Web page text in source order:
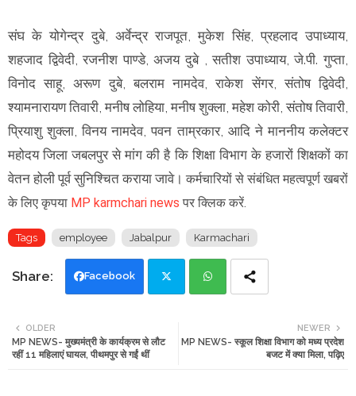
संघ के योगेन्द्र दुबे, अर्वेन्द्र राजपूत, मुकेश सिंह, प्रहलाद उपाध्याय,
शहजाद द्विवेदी, रजनीश पाण्डे, अजय दुबे , सतीश उपाध्याय, जे.पी. गुप्ता,
विनोद साहू, अरूण दुबे, बलराम नामदेव, राकेश सेंगर, संतोष द्विवेदी,
श्यामनारायण तिवारी, मनीष लोहिया, मनीष शुक्ला, महेश कोरी, संतोष तिवारी,
प्रियाशु शुक्ला, विनय नामदेव, पवन ताम्रकार, आदि ने माननीय कलेक्टर
महोदय जिला जबलपुर से मांग की है कि शिक्षा विभाग के हजारों शिक्षकों का
वेतन होली पूर्व सुनिश्चित कराया जावे। कर्मचारियों से संबंधित महत्वपूर्ण खबरों
के लिए कृपया MP karmchari news पर क्लिक करें.
Tags employee Jabalpur Karmachari
Facebook
tte ats
NEWER
MP NEWS- स्कूल शिक्षा विभाग को मध्य प्रदेश
बजट में क्या मिला, पढ़िए
OLDER
MP NEWS- मुख्यमंत्री के कार्यक्रम से लौट
रहीं 11 महिलाएं घायल, पीथमपुर से गईं थीं